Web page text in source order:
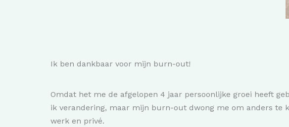
Ik ben dankbaar voor mijn burn-out!
Omdat het me de afgelopen 4 jaar persoonlijke groei heeft
ik verandering, maar mijn burn-out dwong me om anders te
werk en privé.